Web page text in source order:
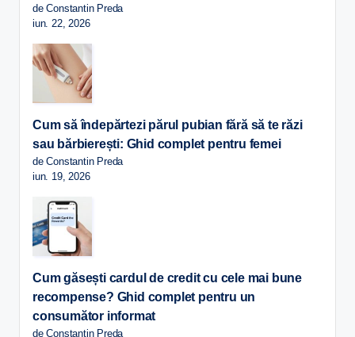
de Constantin Preda
iun. 22, 2026
Cum să îndepărtezi părul pubian fără să te răzi
sau bărbierești: Ghid complet pentru femei
de Constantin Preda
iun. 19, 2026
Cum găsești cardul de credit cu cele mai bune
recompense? Ghid complet pentru un
consumător informat
de Constantin Preda